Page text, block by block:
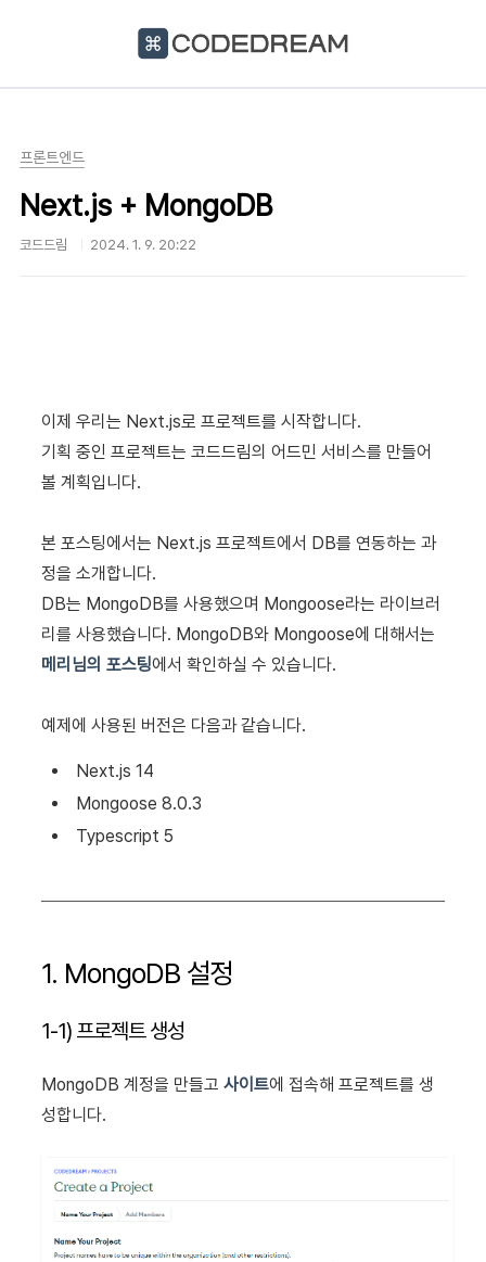
프론트엔드
Next.js + MongoDB
코드드림 2024. 1. 9. 20:22
이제 우리는 Next.js로 프로젝트를 시작합니다.
기획 중인 프로젝트는 코드드림의 어드민 서비스를 만들어
볼 계획입니다.
본 포스팅에서는 Next.js 프로젝트에서 DB를 연동하는 과
정을 소개합니다.
DB는 MongoDB를 사용했으며 Mongoose라는 라이브러
리를 사용했습니다. MongoDB와 Mongoose에 대해서는
메리님의 포스팅에서 확인하실 수 있습니다.
예제에 사용된 버전은 다음과 같습니다.
Next.js 14
Mongoose 8.0.3
Typescript 5
1. MongoDB 설정
1-1) 프로젝트 생성
MongoDB 계정을 만들고 사이트에 접속해 프로젝트를 생
성합니다.